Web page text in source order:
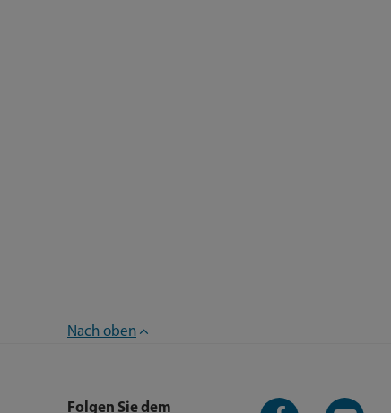
Nach oben
Folgen Sie dem Facebook- YouTube-